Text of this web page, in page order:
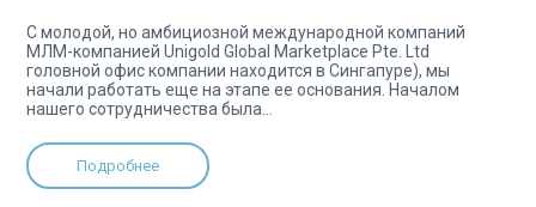
C молодой, но амбициозной международной компаний
МЛМ-компанией Unigold Global Marketplace Pte. Ltd
головной офис компании находится в Сингапуре), мы
начали работать еще на этапе ее основания. Началом
нашего сотрудничества была...
Подробнее